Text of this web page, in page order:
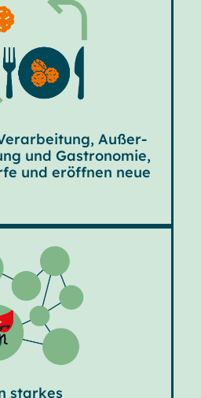
Außer-
und Gastronomie,
und eröffnen neue
starkes